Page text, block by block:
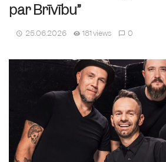
par Brīvību”
25.06.2026 181 views 0